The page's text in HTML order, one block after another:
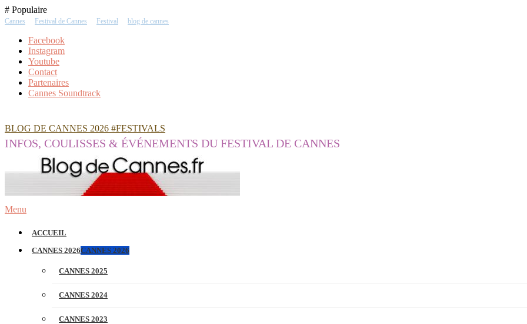
Skip
To
# Populaire
Cannes Festival de Cannes Festival blog de cannes
Facebook
Instagram
Youtube
Contact
Partenaires
Cannes Soundtrack
BLOG DE CANNES 2026 #FESTIVALS
INFOS, COULISSES & ÉVÉNEMENTS DU FESTIVAL DE CANNES
Menu
ACCUEIL
CANNES 2026CANNES 2026
CANNES 2025
CANNES 2024
CANNES 2023